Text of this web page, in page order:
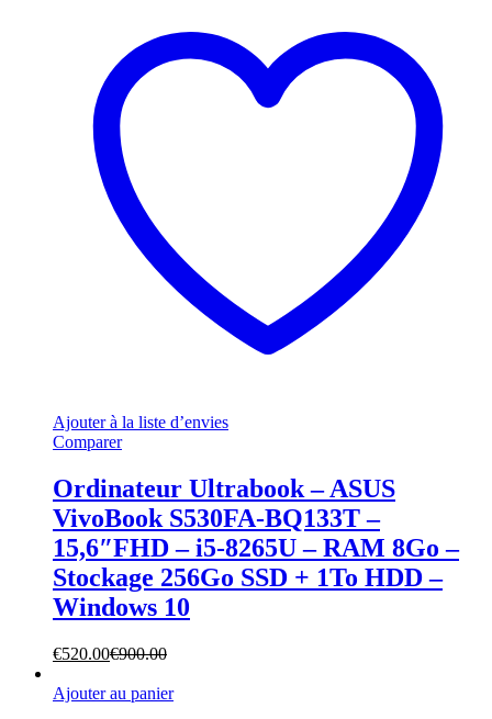
Ajouter à la liste d’envies
Comparer
Ordinateur Ultrabook – ASUS
VivoBook S530FA-BQ133T –
15,6″FHD – i5-8265U – RAM 8Go –
Stockage 256Go SSD + 1To HDD –
Windows 10
€520.00€900.00
Ajouter au panier